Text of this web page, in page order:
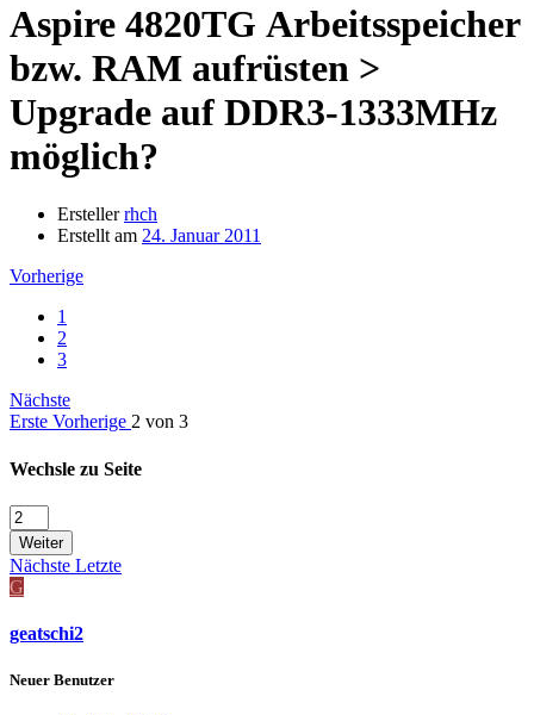
Aspire 4820TG Arbeitsspeicher
bzw. RAM aufrüsten >
Upgrade auf DDR3-1333MHz
möglich?
Ersteller rhch
Erstellt am 24. Januar 2011
Vorherige
1
2
3
Nächste
Erste Vorherige 2 von 3
Wechsle zu Seite
Weiter
Nächste Letzte
G
geatschi2
Neuer Benutzer